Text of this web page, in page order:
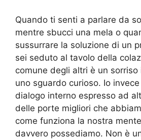
Quando ti senti a parlare da
mentre sbucci una mela o
sussurrare la soluzione di un
sei seduto al tavolo della
comune degli altri è un
uno sguardo curioso. Io
dialogo interno espresso ad
delle porte migliori che
come funziona la nostra
davvero possediamo. Non è